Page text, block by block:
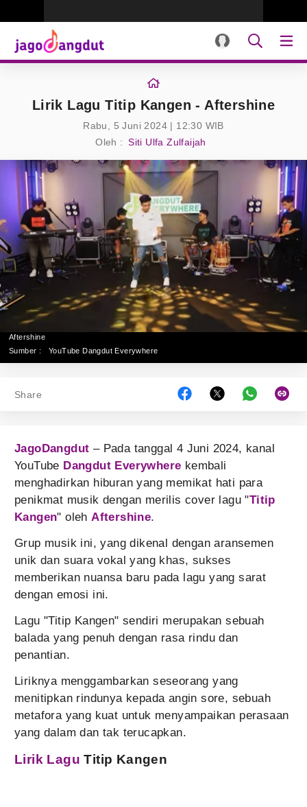
Lirik Lagu Titip Kangen - Aftershine
Rabu, 5 Juni 2024 | 12:30 WIB
Oleh : Siti Ulfa Zulfaijah
Aftershine
Sumber :
YouTube Dangdut Everywhere
Share
JagoDangdut – Pada tanggal 4 Juni 2024, kanal
YouTube Dangdut Everywhere kembali
menghadirkan hiburan yang memikat hati para
penikmat musik dengan merilis cover lagu "Titip
Kangen" olehAftershine.
Grup musik ini, yang dikenal dengan aransemen
unik dan suara vokal yang khas, sukses
memberikan nuansa baru pada lagu yang sarat
dengan emosi ini.
Lagu "Titip Kangen" sendiri merupakan sebuah
balada yang penuh dengan rasa rindu dan
penantian.
Liriknya menggambarkan seseorang yang
menitipkan rindunya kepada angin sore, sebuah
metafora yang kuat untuk menyampaikan perasaan
yang dalam dan tak terucapkan.
Lirik Lagu Titip Kangen